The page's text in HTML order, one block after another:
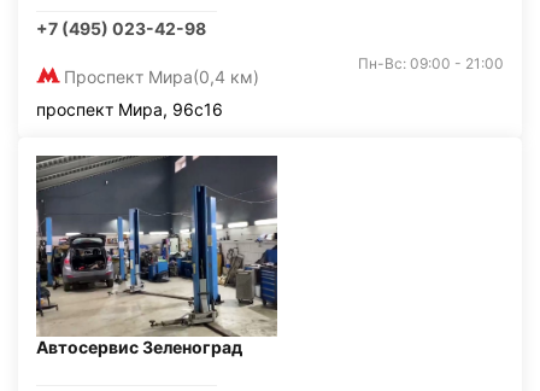
+7 (495) 023-42-98
Проспект Мира(0,4 км)
Пн-Вс: 09:00 - 21:00
проспект Мира, 96с16
Автосервис Зеленоград